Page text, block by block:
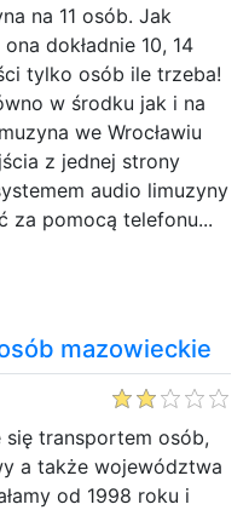
na 11 osób. Jak
dokładnie 10, 14
tylko osób ile trzeba!
w środku jak i na
we Wrocławiu
z jednej strony
audio limuzyny
za pomocą telefonu...
mazowieckie
transportem osób,
a także województwa
od 1998 roku i